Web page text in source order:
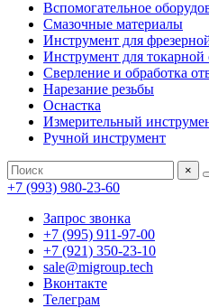
Вспомогательное
Смазочные материалы
Инструмент для
Инструмент для токарной
Сверление и обработка
Нарезание резьбы
Оснастка
Измерительный
Ручной инструмент
×
+7 (993) 980-23-60
Запрос звонка
+7 (995) 911-97-00
+7 (921) 350-23-10
sale@migroup.tech
Вконтакте
Телеграм